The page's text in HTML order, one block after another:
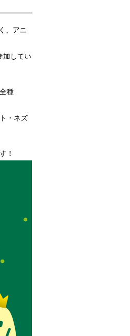
、アニ
加してい
種
・ネズ
！